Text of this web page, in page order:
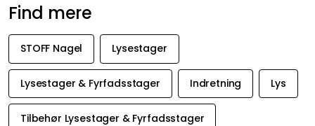
Find mere
STOFF Nagel Lysestager
Lysestager & Fyrfadsstager Indretning Lys
Tilbehør Lysestager & Fyrfadsstager